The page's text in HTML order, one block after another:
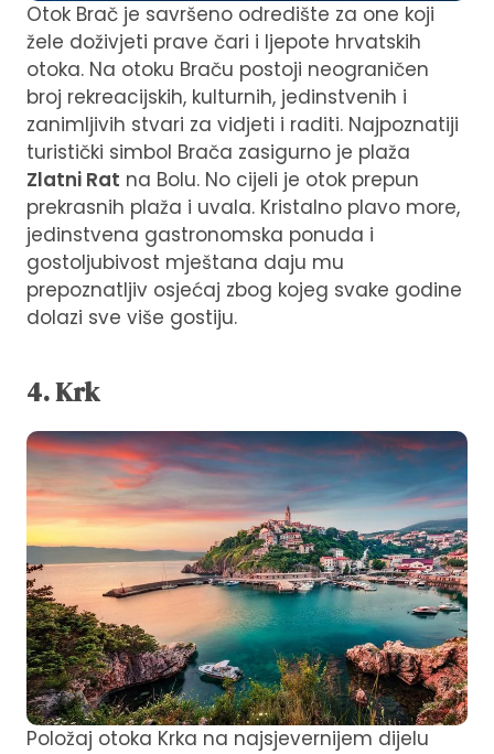
Otok Brač je savršeno odredište za one koji
žele doživjeti prave čari i ljepote hrvatskih
otoka. Na otoku Braču postoji neograničen
broj rekreacijskih, kulturnih, jedinstvenih i
zanimljivih stvari za vidjeti i raditi. Najpoznatiji
turistički simbol Brača zasigurno je plaža
Zlatni Rat na Bolu. No cijeli je otok prepun
prekrasnih plaža i uvala. Kristalno plavo more,
jedinstvena gastronomska ponuda i
gostoljubivost mještana daju mu
prepoznatljiv osjećaj zbog kojeg svake godine
dolazi sve više gostiju.
4. Krk
Položaj otoka Krka na najsjevernijem dijelu